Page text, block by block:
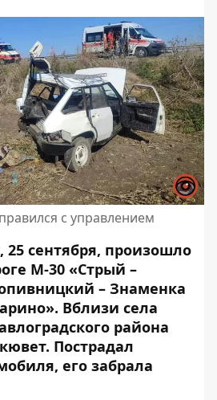
с управлением
сентября, произошло
М-30 «Стрый –
– Знаменка
Вблизи села
района
Пострадал
его забрала